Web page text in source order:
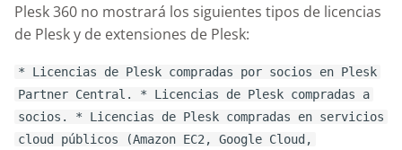
a
c
h
Plesk 360 no mostrará los siguientes tipos de licencias
de Plesk y de extensiones de Plesk:
* Licencias de Plesk compradas por socios en Plesk
Partner Central. * Licencias de Plesk compradas a
socios. * Licencias de Plesk compradas en servicios
cloud públicos (Amazon EC2, Google Cloud,